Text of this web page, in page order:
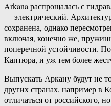
Arkana распрощалась с
— электрический.
сохранена, однако
включая, конечно же,
поперечной устойчивости.
Каптюра, и уж тем более
Выпускать Аркану будут не
других странах, например в
отличаться от российского,